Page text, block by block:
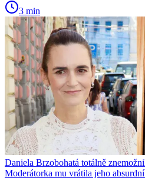
3 min
Daniela Brzobohatá totálně
Moderátorka mu vrátila jeho